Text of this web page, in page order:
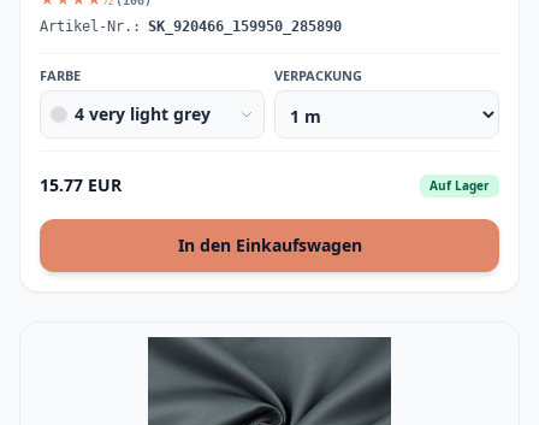
Artikel-Nr.: SK_920466_159950_285890
FARBE
4 very light grey
VERPACKUNG
15.77 EUR Auf Lager
In den Einkaufswagen